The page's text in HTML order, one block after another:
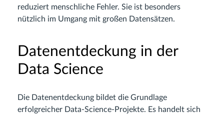
reduziert menschliche Fehler. Sie ist besonders
nützlich im Umgang mit großen Datensätzen.
Datenentdeckung in der
Data Science
Die Datenentdeckung bildet die Grundlage
erfolgreicher Data-Science-Projekte. Es handelt sich